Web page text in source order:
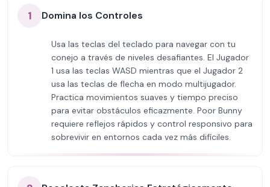
1 Domina los Controles
Usa las teclas del teclado para navegar con tu
conejo a través de niveles desafiantes. El Jugador
1 usa las teclas WASD mientras que el Jugador 2
usa las teclas de flecha en modo multijugador.
Practica movimientos suaves y tiempo preciso
para evitar obstáculos eficazmente. Poor Bunny
requiere reflejos rápidos y control responsivo para
sobrevivir en entornos cada vez más difíciles.